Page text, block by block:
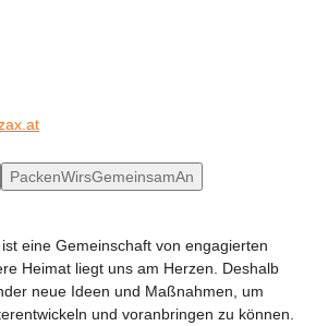
PackenWirsGemeinsamAn
eine Gemeinschaft von engagierten
Heimat liegt uns am Herzen. Deshalb
neue Ideen und Maßnahmen, um
und voranbringen zu können.